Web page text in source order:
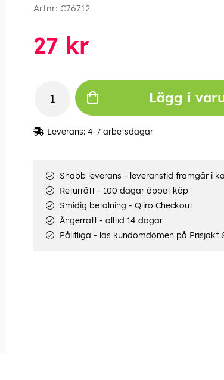
Artnr: C76712
27 kr
Lägg i
Leverans: 4-7 arbetsdagar
Snabb leverans - leveranstid framgår i
Returrätt - 100 dagar öppet köp
Smidig betalning - Qliro Checkout
Ångerrätt - alltid 14 dagar
Pålitliga - läs kundomdömen på Prisjakt